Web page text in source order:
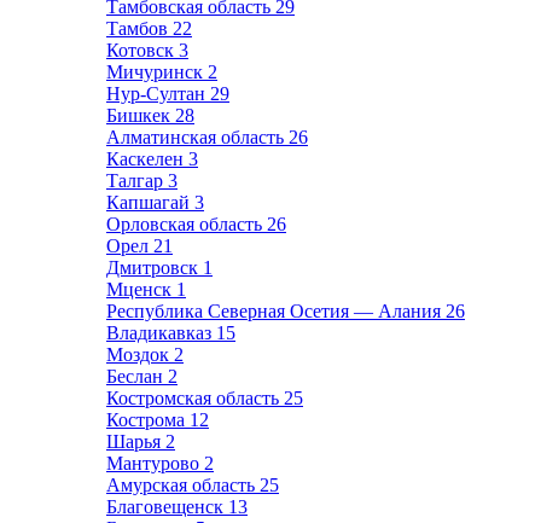
Тамбовская область 29
Тамбов 22
Котовск 3
Мичуринск 2
Нур-Султан 29
Бишкек 28
Алматинская область 26
Каскелен 3
Талгар 3
Капшагай 3
Орловская область 26
Орел 21
Дмитровск 1
Мценск 1
Республика Северная Осетия — Алания 26
Владикавказ 15
Моздок 2
Беслан 2
Костромская область 25
Кострома 12
Шарья 2
Мантурово 2
Амурская область 25
Благовещенск 13